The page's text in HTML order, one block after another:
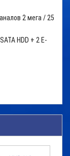
2 мега / 25
HDD + 2 E-